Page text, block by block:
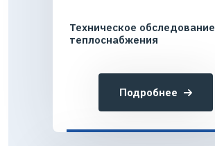
Техническое обследование
теплоснабжения
Подробнее